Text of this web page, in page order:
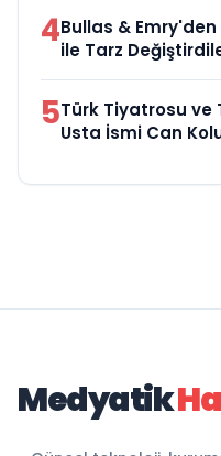
4Bullas &
ile Tarz
5Türk Tiyatrosu ve
Usta İsmi Can
Medyatik